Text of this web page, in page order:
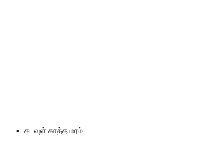
கடவுள் காத்த மரம்